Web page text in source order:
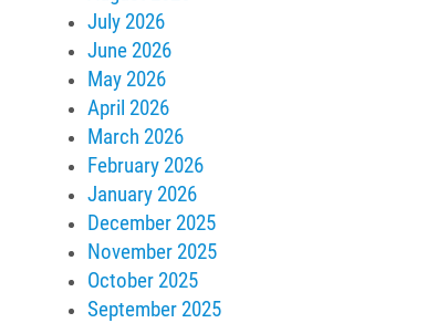
July 2026
June 2026
May 2026
April 2026
March 2026
February 2026
January 2026
December 2025
November 2025
October 2025
September 2025